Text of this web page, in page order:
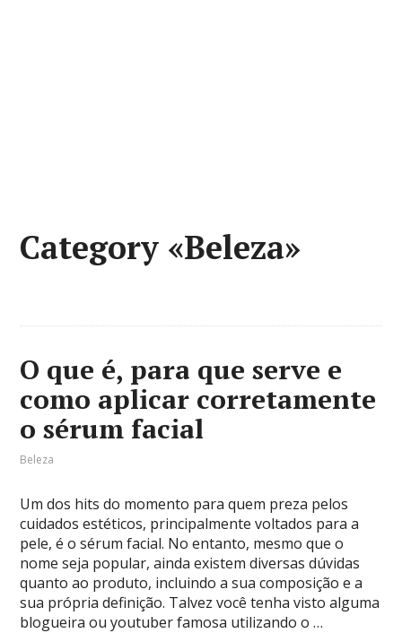
Category «Beleza»
O que é, para que serve e
como aplicar corretamente
o sérum facial
Beleza
Um dos hits do momento para quem preza pelos
cuidados estéticos, principalmente voltados para a
pele, é o sérum facial. No entanto, mesmo que o
nome seja popular, ainda existem diversas dúvidas
quanto ao produto, incluindo a sua composição e a
sua própria definição. Talvez você tenha visto alguma
blogueira ou youtuber famosa utilizando o …